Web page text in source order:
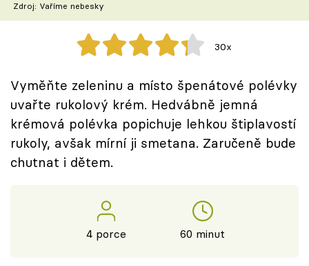
Speciál: Cuketa
Těhotnej kuchař
Sledujte prima+
Přihlášení
Zdroj: Vaříme nebesky
30x
Vyměňte zeleninu a místo špenátové polévky
uvařte rukolový krém. Hedvábně jemná
krémová polévka popichuje lehkou štiplavostí
rukoly, avšak mírní ji smetana. Zaručeně bude
chutnat i dětem.
4 porce 60 minut